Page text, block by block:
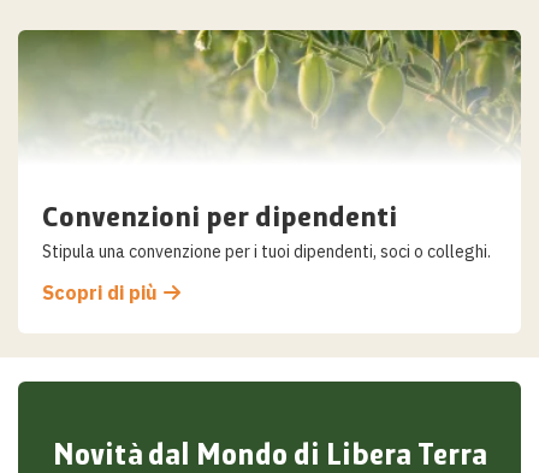
Convenzioni per dipendenti
Stipula una convenzione per i tuoi dipendenti, soci o colleghi.
Scopri di più
Novità dal Mondo di Libera Terra